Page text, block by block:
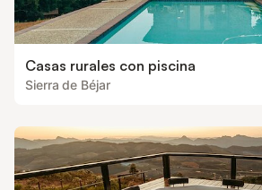
Casas rurales con piscina
Sierra de Béjar